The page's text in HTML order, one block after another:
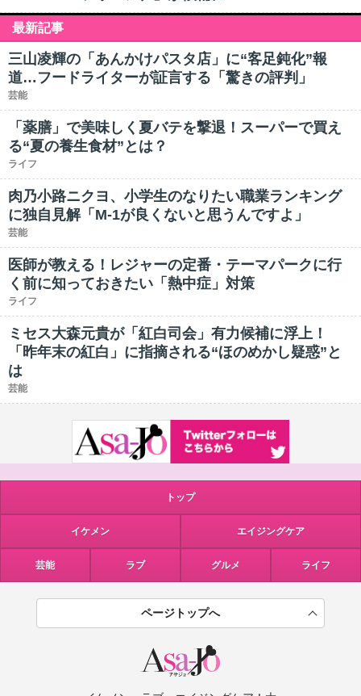
最新記事
三山凌輝の「あんかけパスタ店」に“客足鈍化”報
道…フードライターが証言する「驚きの評判」
芸能
「薬膳」で美味しく夏バテを撃退！スーパーで買え
る“夏の養生食材”とは？
ライフ
肉乃小路ニクヨ、小学生のなりたい職業ランキング
に独自見解「M-1が良くないと思うんですよ」
芸能
医師が教える！レジャーの定番・テーマパークに行
く前に知っておきたい「熱中症」対策
ライフ
ミセス大森元貴が「紅白司会」有力候補に浮上！
「昨年末の紅白」に指摘される“ほのめかし疑惑”と
は
芸能
トップ
イケメン エイジングケア
芸能 ラブ グルメ ライフ
ページトップへ